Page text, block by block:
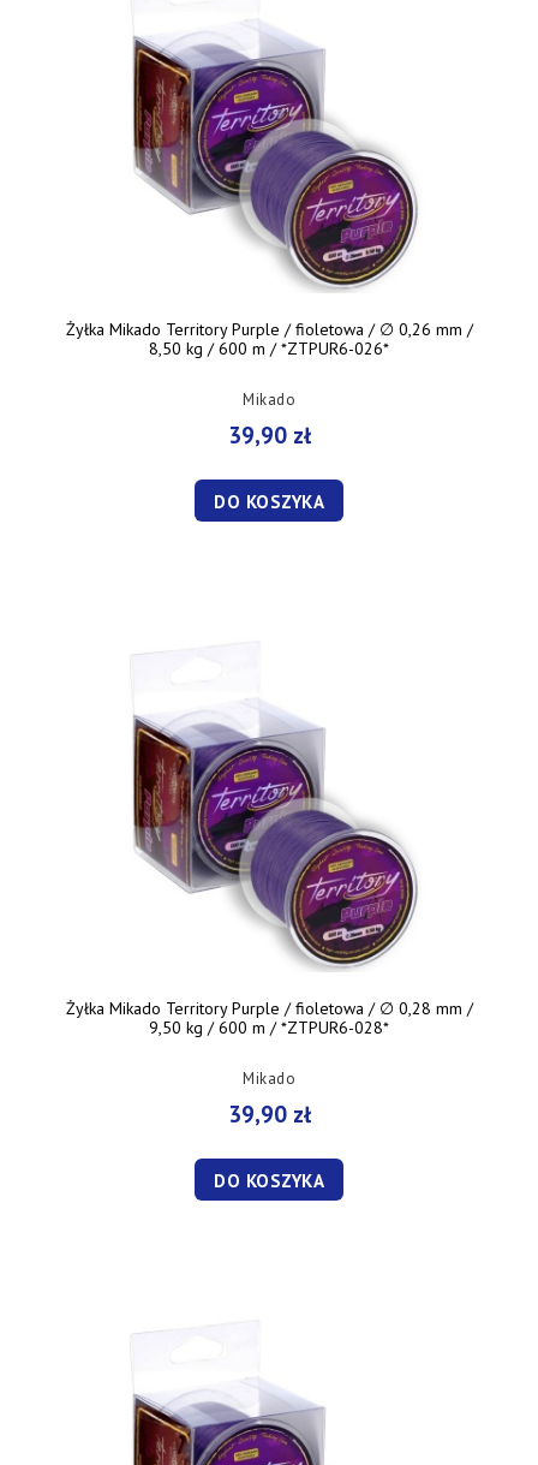
Żyłka Mikado Territory Purple / fioletowa / ∅ 0,26 mm /
8,50 kg / 600 m / *ZTPUR6-026*
Mikado
39,90 zł
DO KOSZYKA
Żyłka Mikado Territory Purple / fioletowa / ∅ 0,28 mm /
9,50 kg / 600 m / *ZTPUR6-028*
Mikado
39,90 zł
DO KOSZYKA